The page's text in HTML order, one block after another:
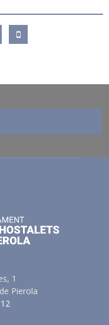
mobile
1
Pierola